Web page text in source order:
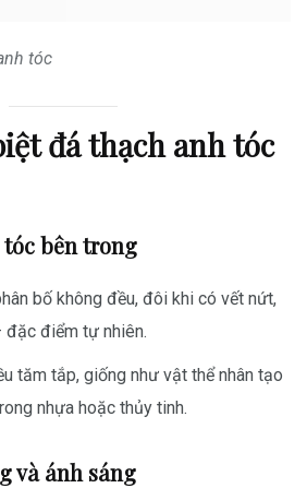
tóc
đá thạch anh tóc
bên trong
bố không đều, đôi khi có vết nứt,
đặc điểm tự nhiên.
tăm tắp, giống như vật thể nhân tạo
nhựa hoặc thủy tinh.
và ánh sáng